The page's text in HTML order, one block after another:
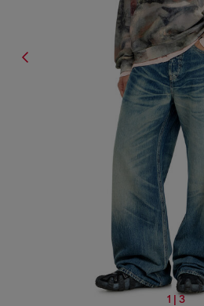
1 | 3